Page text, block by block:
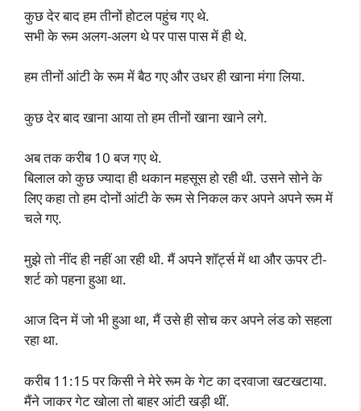
कुछ देर बाद हम तीनों होटल पहुंच गए थे.
सभी के रूम अलग-अलग थे पर पास पास में ही थे.
हम तीनों आंटी के रूम में बैठ गए और उधर ही खाना मंगा लिया.
कुछ देर बाद खाना आया तो हम तीनों खाना खाने लगे.
अब तक करीब 10 बज गए थे.
बिलाल को कुछ ज्यादा ही थकान महसूस हो रही थी. उसने सोने के
लिए कहा तो हम दोनों आंटी के रूम से निकल कर अपने अपने रूम में
चले गए.
मुझे तो नींद ही नहीं आ रही थी. मैं अपने शॉर्ट्स में था और ऊपर टी-
शर्ट को पहना हुआ था.
आज दिन में जो भी हुआ था, मैं उसे ही सोच कर अपने लंड को सहला
रहा था.
करीब 11:15 पर किसी ने मेरे रूम के गेट का दरवाजा खटखटाया.
मैंने जाकर गेट खोला तो बाहर आंटी खड़ी थीं.